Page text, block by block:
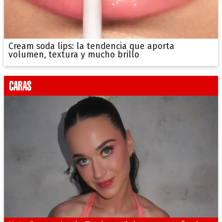
Cream soda lips: la tendencia que aporta
volumen, textura y mucho brillo